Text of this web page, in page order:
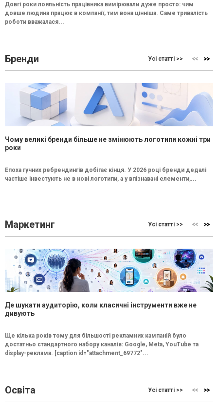
Довгі роки лояльність працівника вимірювали дуже просто: чим
довше людина працює в компанії, тим вона цінніша. Саме тривалість
роботи вважалася...
Бренди Усі статті >>
Чому великі бренди більше не змінюють логотипи кожні три
роки
Епоха гучних ребрендингів добігає кінця. У 2026 році бренди дедалі
частіше інвестують не в нові логотипи, а у впізнавані елементи,...
Маркетинг Усі статті >>
Де шукати аудиторію, коли класичні інструменти вже не
дивують
Ще кілька років тому для більшості рекламних кампаній було
достатньо стандартного набору каналів: Google, Meta, YouTube та
display-реклама. [caption id="attachment_69772"...
Освіта Усі статті >>